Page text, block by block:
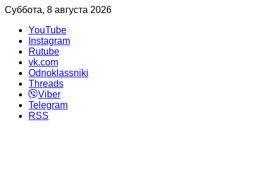
Суббота, 8 августа 2026
YouTube
Instagram
Rutube
vk.com
Odnoklassniki
Threads
Viber
Telegram
RSS